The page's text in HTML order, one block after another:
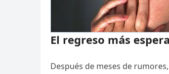
El regreso más
Después de meses de